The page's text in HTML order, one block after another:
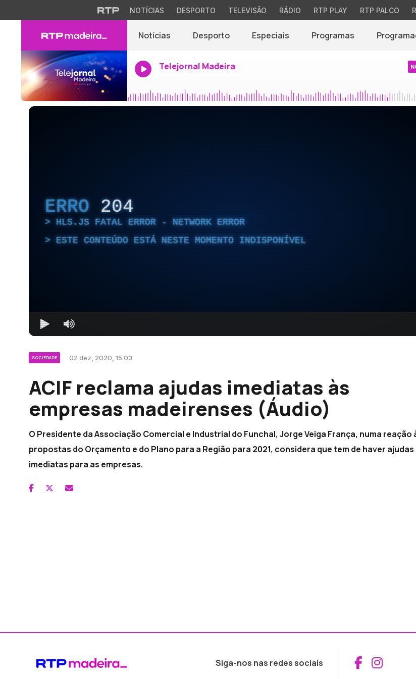
NOTÍCIAS DESPORTO TELEVISÃO RÁDIO RTP PLAY RTP PALCO
Notícias Desporto Especiais Programas
Telejornal Madeira
ERRO 204
HLS.JS FATAL ERROR - NETWORK ERROR
ESTE CONTEÚDO ESTÁ NESTE MOMENTO INDISPONÍVEL
SOCIEDADE 02 dez, 2020, 15:03
ACIF reclama ajudas imediatas às
empresas madeirenses (Áudio)
O Presidente da Associação Comercial e Industrial do Funchal, Jorge Veiga França, numa reação
propostas do Orçamento e do Plano para a Região para 2021, considera que tem de haver ajudas
imediatas para as empresas.
Siga-nos nas redes sociais Aceder